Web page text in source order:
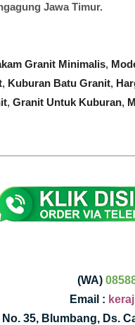
Jawa Timur.
Granit Minimalis,
, Kuburan Batu Granit,
, Granit Untuk Kuburan,
(WA)
Email :
35, Blumbang, Ds.